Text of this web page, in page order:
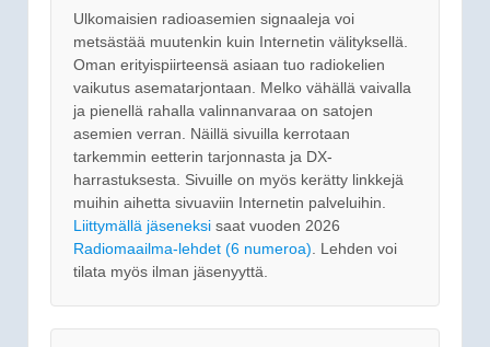
Ulkomaisien radioasemien signaaleja voi
metsästää muutenkin kuin Internetin välityksellä.
Oman erityispiirteensä asiaan tuo radiokelien
vaikutus asematarjontaan. Melko vähällä vaivalla
ja pienellä rahalla valinnanvaraa on satojen
asemien verran. Näillä sivuilla kerrotaan
tarkemmin eetterin tarjonnasta ja DX-
harrastuksesta. Sivuille on myös kerätty linkkejä
muihin aihetta sivuaviin Internetin palveluihin.
Liittymällä jäseneksi saat vuoden 2026
Radiomaailma-lehdet (6 numeroa) . Lehden voi
tilata myös ilman jäsenyyttä.